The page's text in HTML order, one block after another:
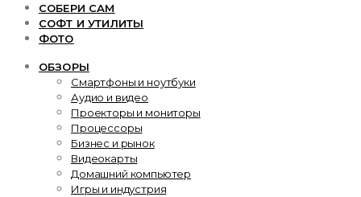
СОБЕРИ САМ
СОФТ И УТИЛИТЫ
ФОТО
ОБЗОРЫ
Смартфоны и ноутбуки
Аудио и видео
Проекторы и мониторы
Процессоры
Бизнес и рынок
Видеокарты
Домашний компьютер
Игры и индустрия